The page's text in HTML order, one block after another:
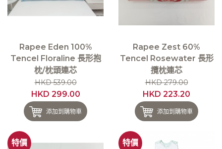
Rapee Eden 100%
Tencel Floraline 長形抱
枕/枕頭連芯
HKD 539.00
HKD 299.00
添加到購物車
Rapee Zest 60%
Tencel Rosewater 長形
攬枕連芯
HKD 279.00
HKD 223.20
添加到購物車
特價 特價